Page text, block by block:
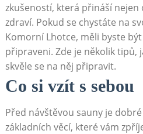
zkušeností, která přináší nejen
zdraví. Pokud se chystáte na
Komorní Lhotce, měli byste
připraveni. Zde je několik tipů,
skvěle se na něj připravit.
Co si vzít s sebou
Před návštěvou sauny je
základních věcí, které vám